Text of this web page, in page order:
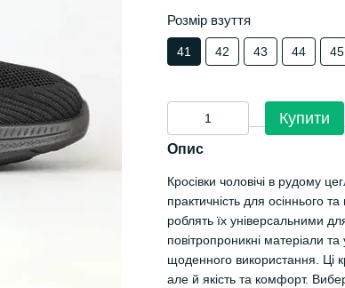
Розмір взуття
41 42 43 44 45
Купити
Опис
Кросівки чоловічі в рудому
практичність для осіннього
роблять їх універсальними
повітропроникні матеріали
щоденного використання. Ці
але й якість та комфорт.